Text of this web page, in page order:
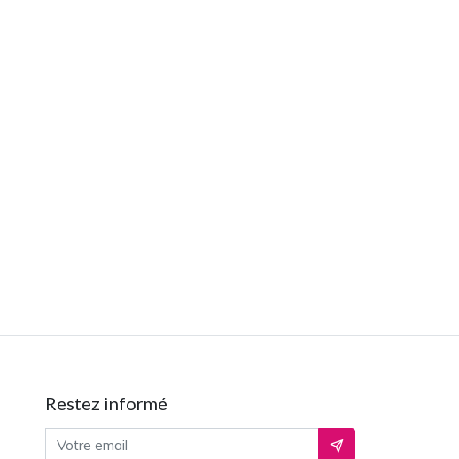
Restez informé
Adresse email Ok